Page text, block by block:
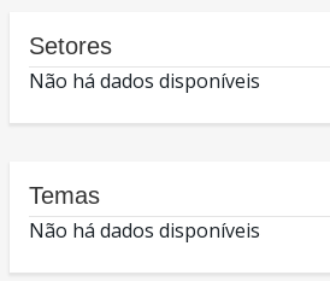
Setores
Não há dados disponíveis
Temas
Não há dados disponíveis